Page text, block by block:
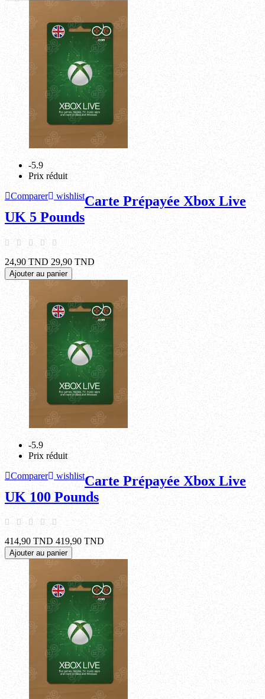
-5.9
Prix réduit
Comparer
wishlistCarte Prépayée Xbox Live
UK 5 Pounds
24,90 TND 29,90 TND
Ajouter au panier
-5.9
Prix réduit
Comparer
wishlistCarte Prépayée Xbox Live
UK 100 Pounds
414,90 TND 419,90 TND
Ajouter au panier